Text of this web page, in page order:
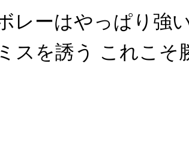
レーはやっぱり強
スを誘う これこそ